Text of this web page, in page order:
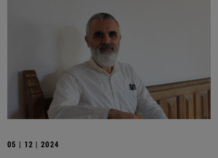
05 | 12 | 2024